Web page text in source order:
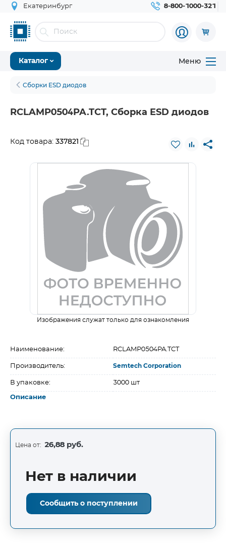
Екатеринбург 8-800-1000-321
Каталог Меню
Сборки ESD диодов
RCLAMP0504PA.TCT, Сборка ESD диодов
Код товара: 337821
Изображения служат только для ознакомления
Наименование: RCLAMP0504PA.TCT
Производитель: Semtech Corporation
В упаковке: 3000 шт
Описание
Цена от: 26,88 руб.
Нет в наличии
Сообщить о поступлении